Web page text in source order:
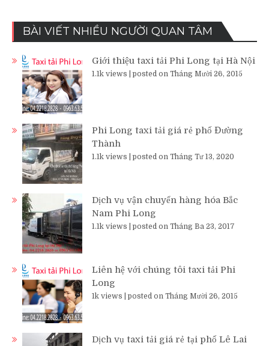
BÀI VIẾT NHIỀU NGƯỜI QUAN TÂM
Giới thiệu taxi tải Phi Long tại Hà Nội
1.1k views posted on Tháng Mười 26, 2015
Phi Long taxi tải giá rẻ phố Đường
Thành
1.1k views posted on Tháng Tư 13, 2020
Dịch vụ vận chuyển hàng hóa Bắc
Nam Phi Long
1.1k views posted on Tháng Ba 23, 2017
Liên hệ với chúng tôi taxi tải Phi
Long
1k views posted on Tháng Mười 26, 2015
Dịch vụ taxi tải giá rẻ tại phố Lê Lai